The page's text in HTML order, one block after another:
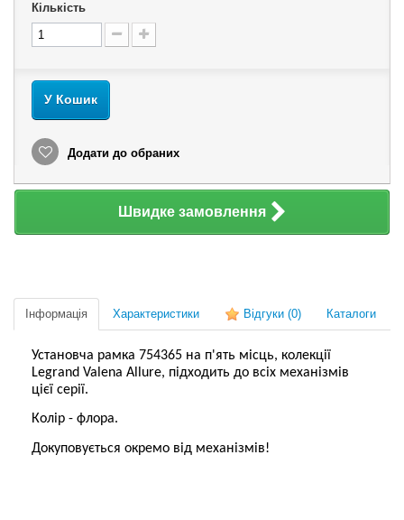
Кількість
У Кошик
Додати до обраних
Швидке замовлення
Інформація Характеристики Відгуки (0) Каталоги
Установча рамка 754365 на п'ять місць, колекції
Legrand Valena Allure, підходить до всіх механізмів
цієї серії.
Колір - флора.
Докуповується окремо від механізмів!